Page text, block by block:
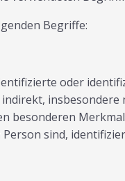
Begriffe:
oder
sind,